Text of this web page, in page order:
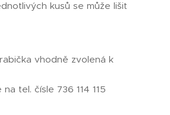
kusů se může lišit
vhodně zvolená k
tel. čísle 736 114 115